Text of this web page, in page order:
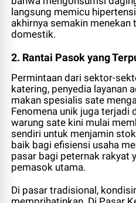
langsung memicu
akhirnya semakin
domestik.
2. Rantai Pasok yang
Permintaan dari sektor-
katering, penyedia layanan
makan spesialis sate
Fenomena unik juga terjadi
warung sate kini mulai
sendiri untuk menjamin
baik bagi efisiensi usaha
pasar bagi peternak rakyat
pemasok utama.
Di pasar tradisional,